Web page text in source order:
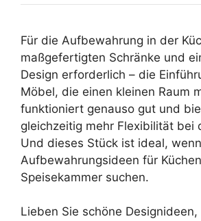
Für die Aufbewahrung in der
maßgefertigten Schränke und
Design erforderlich – die
Möbel, die einen kleinen Raum
funktioniert genauso gut und
gleichzeitig mehr Flexibilität bei
Und dieses Stück ist ideal,
Aufbewahrungsideen für
Speisekammer suchen.
Lieben Sie schöne